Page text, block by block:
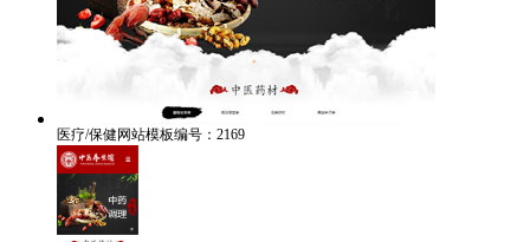
医疗/保健网站模板编号：2169